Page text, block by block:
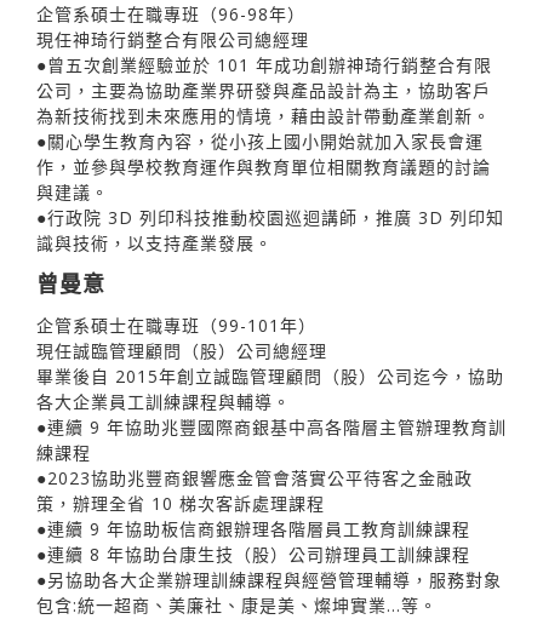
企管系碩士在職專班（96-98年）
現任神琦行銷整合有限公司總經理
●曾五次創業經驗並於 101 年成功創辦神琦行銷整合有限
公司，主要為協助產業界研發與產品設計為主，協助客戶
為新技術找到未來應用的情境，藉由設計帶動產業創新。
●關心學生教育內容，從小孩上國小開始就加入家長會運
作，並參與學校教育運作與教育單位相關教育議題的討論
與建議。
●行政院 3D 列印科技推動校園巡迴講師，推廣 3D 列印知
識與技術，以支持產業發展。
曾曼意
企管系碩士在職專班（99-101年）
現任誠臨管理顧問（股）公司總經理
畢業後自 2015年創立誠臨管理顧問（股）公司迄今，協助
各大企業員工訓練課程與輔導。
●連續 9 年協助兆豐國際商銀基中高各階層主管辦理教育訓
練課程
●2023協助兆豐商銀響應金管會落實公平待客之金融政
策，辦理全省 10 梯次客訴處理課程
●連續 9 年協助板信商銀辦理各階層員工教育訓練課程
●連續 8 年協助台康生技（股）公司辦理員工訓練課程
●另協助各大企業辦理訓練課程與經營管理輔導，服務對象
包含:統一超商、美廉社、康是美、燦坤實業…等。